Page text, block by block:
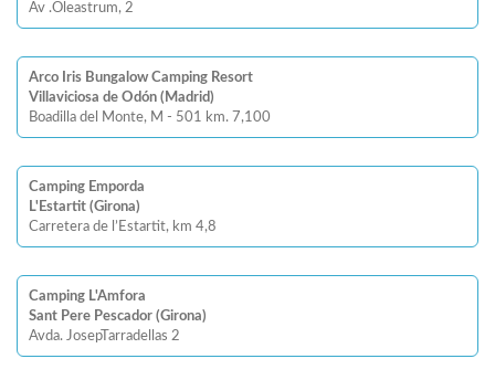
Av .Oleastrum, 2
Arco Iris Bungalow Camping Resort
Villaviciosa de Odón (Madrid)
Boadilla del Monte, M - 501 km. 7,100
Camping Emporda
L'Estartit (Girona)
Carretera de l’Estartit, km 4,8
Camping L'Amfora
Sant Pere Pescador (Girona)
Avda. JosepTarradellas 2